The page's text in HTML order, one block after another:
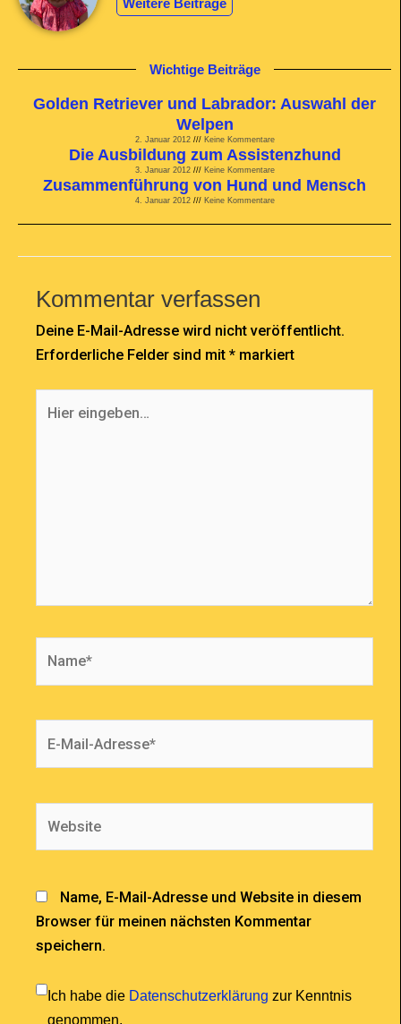
Weitere Beiträge
Wichtige Beiträge
Golden Retriever und Labrador: Auswahl der
Welpen
2. Januar 2012 Keine Kommentare
Die Ausbildung zum Assistenzhund
3. Januar 2012 Keine Kommentare
Zusammenführung von Hund und Mensch
4. Januar 2012 Keine Kommentare
Kommentar verfassen
Deine E-Mail-Adresse wird nicht veröffentlicht.
Erforderliche Felder sind mit * markiert
eingeben…
Name, E-Mail-Adresse und Website in diesem
Browser für meinen nächsten Kommentar
speichern.
Ich habe die Datenschutzerklärung zur Kenntnis
genommen.